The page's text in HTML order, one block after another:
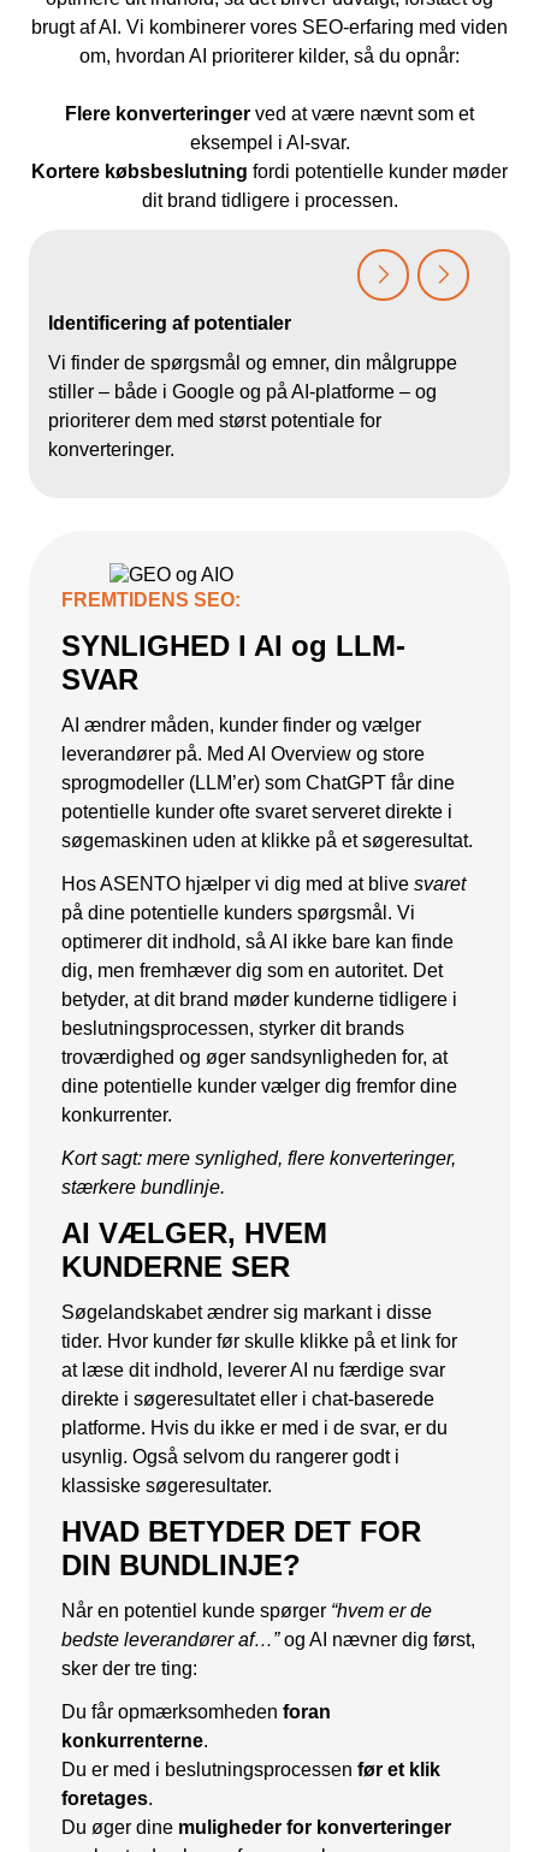
brugt af AI. Vi kombinerer vores SEO-erfaring med viden
om, hvordan AI prioriterer kilder, så du opnår:
Flere konverteringer ved at være nævnt som et
eksempel i AI-svar.
Kortere købsbeslutning fordi potentielle kunder møder
dit brand tidligere i processen.
Identificering af potentialer
Vi finder de spørgsmål og emner, din målgruppe
stiller – både i Google og på AI-platforme – og
prioriterer dem med størst potentiale for
konverteringer.
FREMTIDENS SEO:
SYNLIGHED I AI og LLM-
SVAR
AI ændrer måden, kunder finder og vælger
leverandører på. Med AI Overview og store
sprogmodeller (LLM’er) som ChatGPT får dine
potentielle kunder ofte svaret serveret direkte i
søgemaskinen uden at klikke på et søgeresultat.
Hos ASENTO hjælper vi dig med at blivesvaret
på dine potentielle kunders spørgsmål. Vi
optimerer dit indhold, så AI ikke bare kan finde
dig, men fremhæver dig som en autoritet. Det
betyder, at dit brand møder kunderne tidligere i
beslutningsprocessen, styrker dit brands
troværdighed og øger sandsynligheden for, at
dine potentielle kunder vælger dig fremfor dine
konkurrenter.
Kort sagt: mere synlighed, flere konverteringer,
stærkere bundlinje.
AI VÆLGER, HVEM
KUNDERNE SER
Søgelandskabet ændrer sig markant i disse
tider. Hvor kunder før skulle klikke på et link for
at læse dit indhold, leverer AI nu færdige svar
direkte i søgeresultatet eller i chat-baserede
platforme. Hvis du ikke er med i de svar, er du
usynlig. Også selvom du rangerer godt i
klassiske søgeresultater.
HVAD BETYDER DET FOR
DIN BUNDLINJE?
Når en potentiel kunde spørger “hvem er de
bedste leverandører af…”og AI nævner dig først,
sker der tre ting:
Du får opmærksomhedenforan
konkurrenterne.
Du er med i beslutningsprocessenfør et klik
foretages.
Du øger dine muligheder for konverteringer